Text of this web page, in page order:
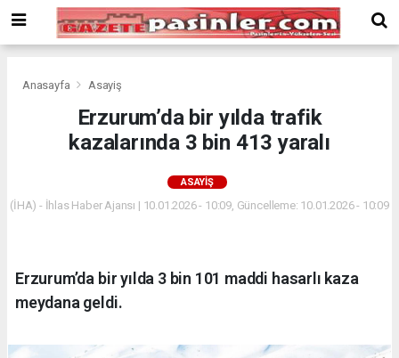
Bonusu
Veren
deneme
siteler
Veren
Anasayfa Asayiş
Erzurum’da bir yılda trafik
kazalarında 3 bin 413 yaralı
ASAYIŞ
(İHA) - İhlas Haber Ajansı | 10.01.2026 - 10:09, Güncelleme: 10.01.2026 - 10:09
Erzurum’da bir yılda 3 bin 101 maddi hasarlı kaza
meydana geldi.